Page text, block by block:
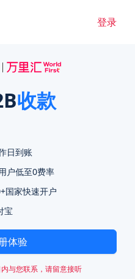
登录
收款
日到账
户低至0费率
家快速开户
宝
体验
与您联系，请留意接听